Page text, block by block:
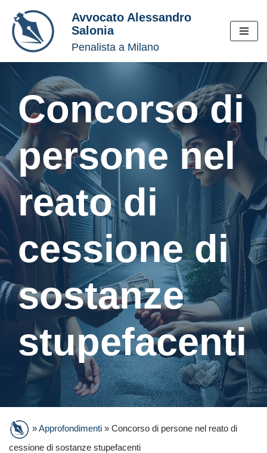
Vai
al
contenuto
Avvocato Alessandro
Salonia
Penalista a Milano
Concorso di
persone nel
reato di
cessione di
sostanze
stupefacenti
»Approfondimenti » Concorso di persone nel reato di
cessione di sostanze stupefacenti